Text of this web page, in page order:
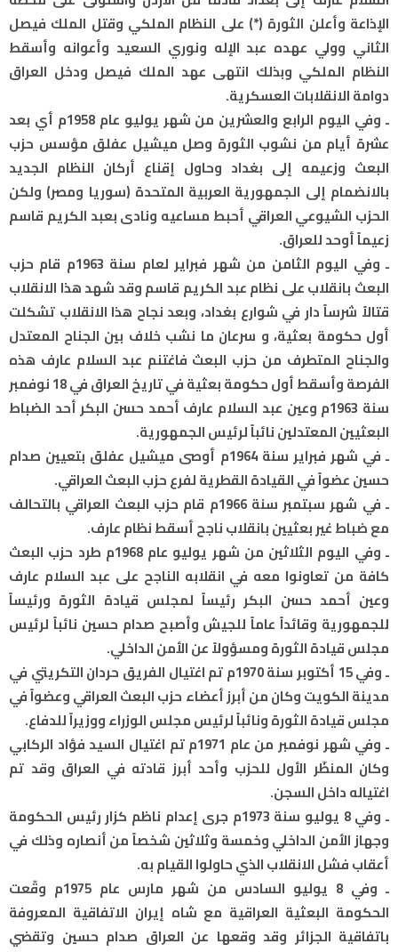
الإذاعة وأعلن الثورة (*) على النظام الملكي وقتل الملك فيصل
الثاني وولي عهده عبد الإله ونوري السعيد وأعوانه وأسقط
النظام الملكي وبذلك انتهى عهد الملك فيصل ودخل العراق
دوامة الانقلابات العسكرية.
ـ وفي اليوم الرابع والعشرين من شهر يوليو عام 1958م أي بعد
عشرة أيام من نشوب الثورة وصل ميشيل عفلق مؤسس حزب
البعث وزعيمه إلى بغداد وحاول إقناع أركان النظام الجديد
بالانضمام إلى الجمهورية العربية المتحدة (سوريا ومصر) ولكن
الحزب الشيوعي العراقي أحبط مساعيه ونادى بعبد الكريم قاسم
زعيماً أوحد للعراق.
ـ وفي اليوم الثامن من شهر فبراير لعام سنة 1963م قام حزب
البعث بانقلاب على نظام عبد الكريم قاسم وقد شهد هذا الانقلاب
قتالاً شرساً دار في شوارع بغداد، وبعد نجاح هذا الانقلاب تشكلت
أول حكومة بعثية، و سرعان ما نشب خلاف بين الجناح المعتدل
والجناح المتطرف من حزب البعث فاغتنم عبد السلام عارف هذه
الفرصة وأسقط أول حكومة بعثية في تاريخ العراق في 18 نوفمبر
سنة 1963م وعين عبد السلام عارف أحمد حسن البكر أحد الضباط
البعثيين المعتدلين نائباً لرئيس الجمهورية.
ـ في شهر فبراير سنة 1964م أوصى ميشيل عفلق بتعيين صدام
حسين عضواً في القيادة القطرية لفرع حزب البعث العراقي.
ـ في شهر سبتمبر سنة 1966م قام حزب البعث العراقي بالتحالف
مع ضباط غير بعثيين بانقلاب ناجح أسقط نظام عارف.
ـ وفي اليوم الثلاثين من شهر يوليو عام 1968م طرد حزب البعث
كافة من تعاونوا معه في انقلابه الناجح على عبد السلام عارف
وعين أحمد حسن البكر رئيساً لمجلس قيادة الثورة ورئيساً
للجمهورية وقائداً عاماً للجيش وأصبح صدام حسين نائباً لرئيس
مجلس قيادة الثورة ومسؤولاً عن الأمن الداخلي.
ـ وفي 15 أكتوبر سنة 1970م تم اغتيال الفريق حردان التكريتي في
مدينة الكويت وكان من أبرز أعضاء حزب البعث العراقي وعضواً في
مجلس قيادة الثورة ونائباً لرئيس مجلس الوزراء ووزيراً للدفاع.
ـ وفي شهر نوفمبر من عام 1971م تم اغتيال السيد فؤاد الركابي
وكان المنظّر الأول للحزب وأحد أبرز قادته في العراق وقد تم
اغتياله داخل السجن.
ـ وفي 8 يوليو سنة 1973م جرى إعدام ناظم كزار رئيس الحكومة
وجهاز الأمن الداخلي وخمسة وثلاثين شخصاً من أنصاره وذلك في
أعقاب فشل الانقلاب الذي حاولوا القيام به.
ـ وفي 8 يوليو السادس من شهر مارس عام 1975م وقّعت
الحكومة البعثية العراقية مع شاه إيران الاتفاقية المعروفة
باتفاقية الجزائر وقد وقعها عن العراق صدام حسين وتقضي